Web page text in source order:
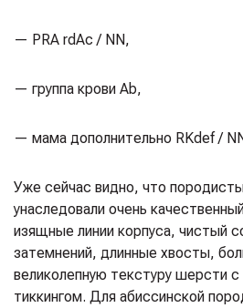
— PRA rdAc / NN,
— группа крови Аb,
— мама дополнительно RKdef /
Уже сейчас видно, что
унаследовали очень
изящные линии корпуса, чистый
затемнений, длинные хвосты,
великолепную текстуру шерсти
тиккингом. Для абиссинской